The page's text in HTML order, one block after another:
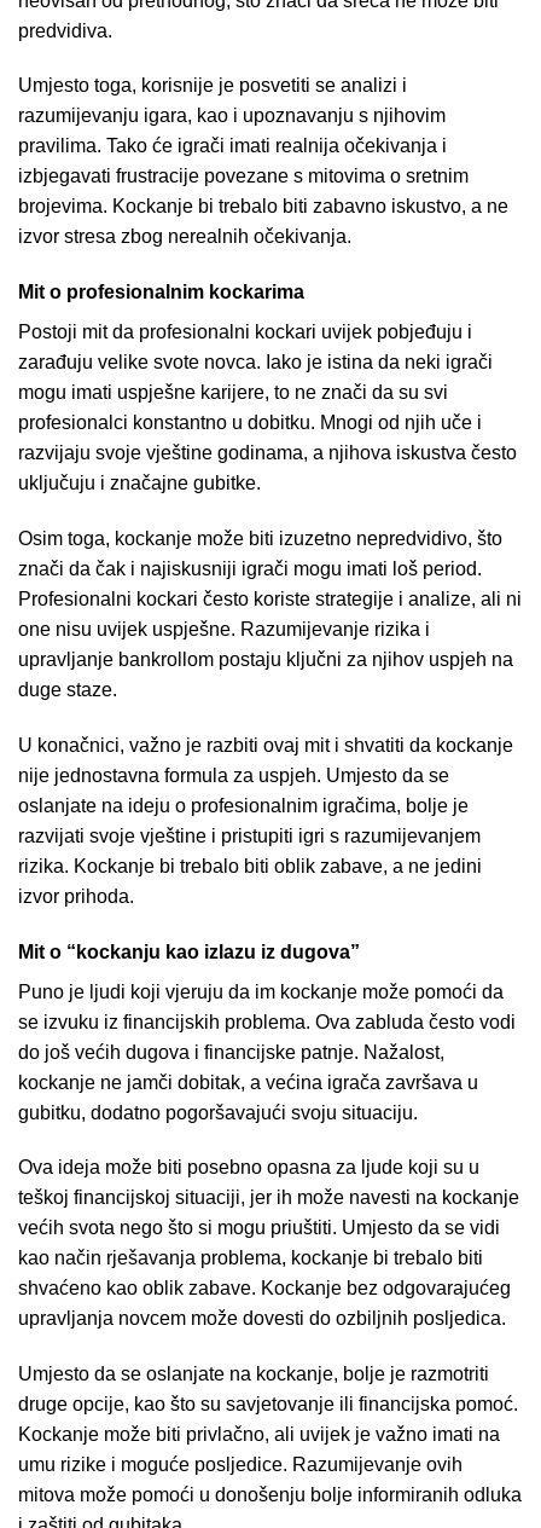
predvidiva.
Umjesto toga, korisnije je posvetiti se analizi i
razumijevanju igara, kao i upoznavanju s njihovim
pravilima. Tako će igrači imati realnija očekivanja i
izbjegavati frustracije povezane s mitovima o sretnim
brojevima. Kockanje bi trebalo biti zabavno iskustvo, a ne
izvor stresa zbog nerealnih očekivanja.
Mit o profesionalnim kockarima
Postoji mit da profesionalni kockari uvijek pobjeđuju i
zarađuju velike svote novca. Iako je istina da neki igrači
mogu imati uspješne karijere, to ne znači da su svi
profesionalci konstantno u dobitku. Mnogi od njih uče i
razvijaju svoje vještine godinama, a njihova iskustva često
uključuju i značajne gubitke.
Osim toga, kockanje može biti izuzetno nepredvidivo, što
znači da čak i najiskusniji igrači mogu imati loš period.
Profesionalni kockari često koriste strategije i analize, ali ni
one nisu uvijek uspješne. Razumijevanje rizika i
upravljanje bankrollom postaju ključni za njihov uspjeh na
duge staze.
U konačnici, važno je razbiti ovaj mit i shvatiti da kockanje
nije jednostavna formula za uspjeh. Umjesto da se
oslanjate na ideju o profesionalnim igračima, bolje je
razvijati svoje vještine i pristupiti igri s razumijevanjem
rizika. Kockanje bi trebalo biti oblik zabave, a ne jedini
izvor prihoda.
Mit o “kockanju kao izlazu iz dugova”
Puno je ljudi koji vjeruju da im kockanje može pomoći da
se izvuku iz financijskih problema. Ova zabluda često vodi
do još većih dugova i financijske patnje. Nažalost,
kockanje ne jamči dobitak, a većina igrača završava u
gubitku, dodatno pogoršavajući svoju situaciju.
Ova ideja može biti posebno opasna za ljude koji su u
teškoj financijskoj situaciji, jer ih može navesti na kockanje
većih svota nego što si mogu priuštiti. Umjesto da se vidi
kao način rješavanja problema, kockanje bi trebalo biti
shvaćeno kao oblik zabave. Kockanje bez odgovarajućeg
upravljanja novcem može dovesti do ozbiljnih posljedica.
Umjesto da se oslanjate na kockanje, bolje je razmotriti
druge opcije, kao što su savjetovanje ili financijska pomoć.
Kockanje može biti privlačno, ali uvijek je važno imati na
umu rizike i moguće posljedice. Razumijevanje ovih
mitova može pomoći u donošenju bolje informiranih odluka